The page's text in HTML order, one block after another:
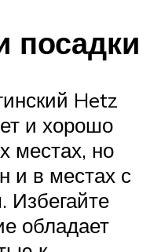
посадки
Hetz
и хорошо
местах, но
и в местах с
Избегайте
обладает